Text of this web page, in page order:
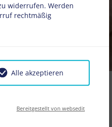
widerrufen. Werden
rechtmäßig
Alle akzeptieren
Bereitgestellt von websedit